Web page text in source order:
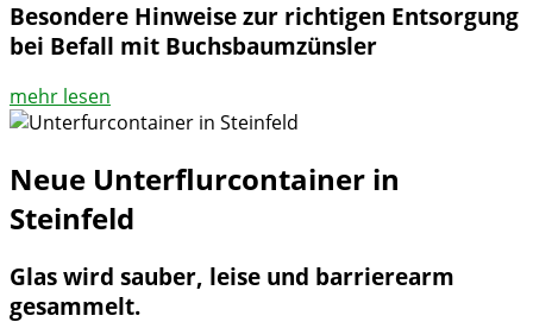
Besondere Hinweise zur richtigen Entsorgung
bei Befall mit Buchsbaumzünsler
mehr lesen
Neue Unterflurcontainer in
Steinfeld
Glas wird sauber, leise und barrierearm
gesammelt.